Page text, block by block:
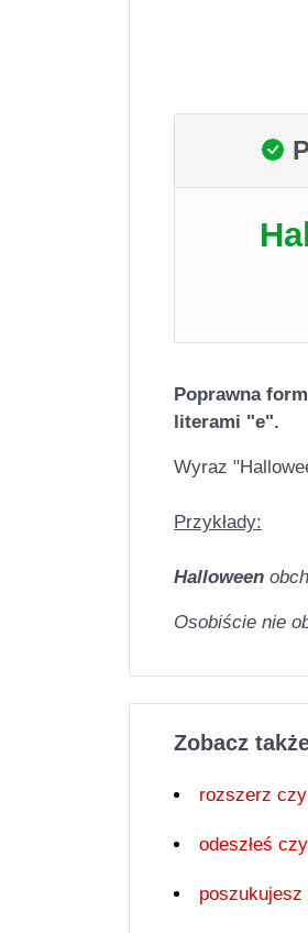
Poprawna
literami "e".
Wyraz
Przykłady:
Halloween
Osobiście nie
Zobacz
rozszerz
odeszłeś